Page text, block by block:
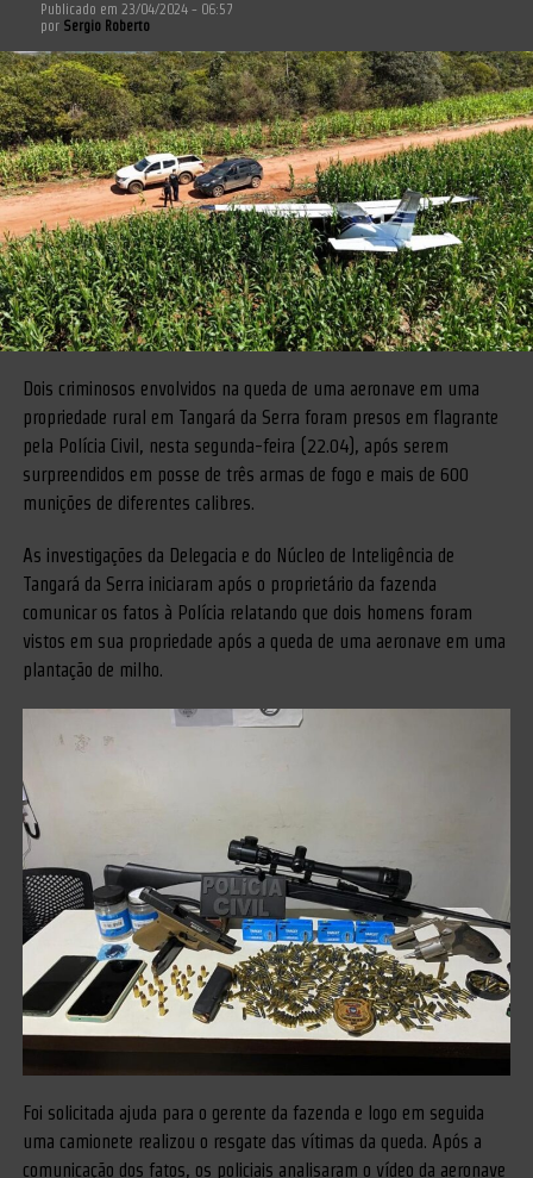
Publicado em 23/04/2024 - 06:57
por Sergio Roberto
Dois criminosos envolvidos na queda de uma aeronave em uma
propriedade rural em Tangará da Serra foram presos em flagrante
pela Polícia Civil, nesta segunda-feira (22.04), após serem
surpreendidos em posse de três armas de fogo e mais de 600
munições de diferentes calibres.
As investigações da Delegacia e do Núcleo de Inteligência de
Tangará da Serra iniciaram após o proprietário da fazenda
comunicar os fatos à Polícia relatando que dois homens foram
vistos em sua propriedade após a queda de uma aeronave em uma
plantação de milho.
Foi solicitada ajuda para o gerente da fazenda e logo em seguida
uma camionete realizou o resgate das vítimas da queda. Após a
comunicação dos fatos, os policiais analisaram o vídeo da aeronave